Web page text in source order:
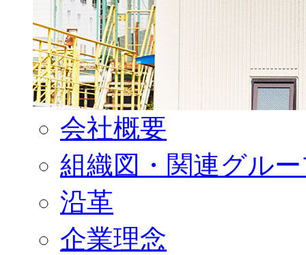
会社概要
組織図・関連グル
沿革
企業理念